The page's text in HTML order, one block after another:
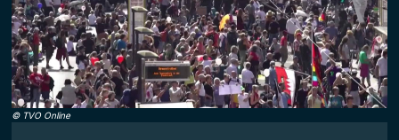
© TVO Online